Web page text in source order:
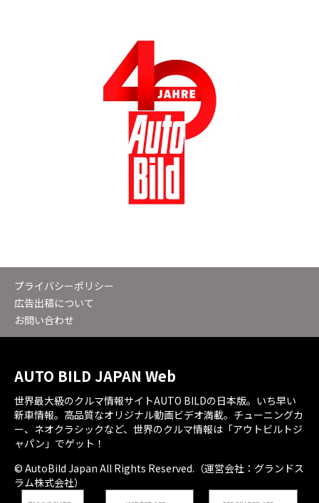
プライバシーポリシー
広告出稿について
お問い合わせ
AUTO BILD JAPAN Web
世界最大級のクルマ情報サイトAUTO BILDの日本版。いち早い
新車情報。高品質なオリジナル動画ビデオ満載。チューニングカ
ー、ネオクラシックなど、世界のクルマ情報は「アウトビルトジ
ャパン」でゲット！
© AutoBild Japan All Rights Reserved.（運営会社：グランドス
ラム株式会社）